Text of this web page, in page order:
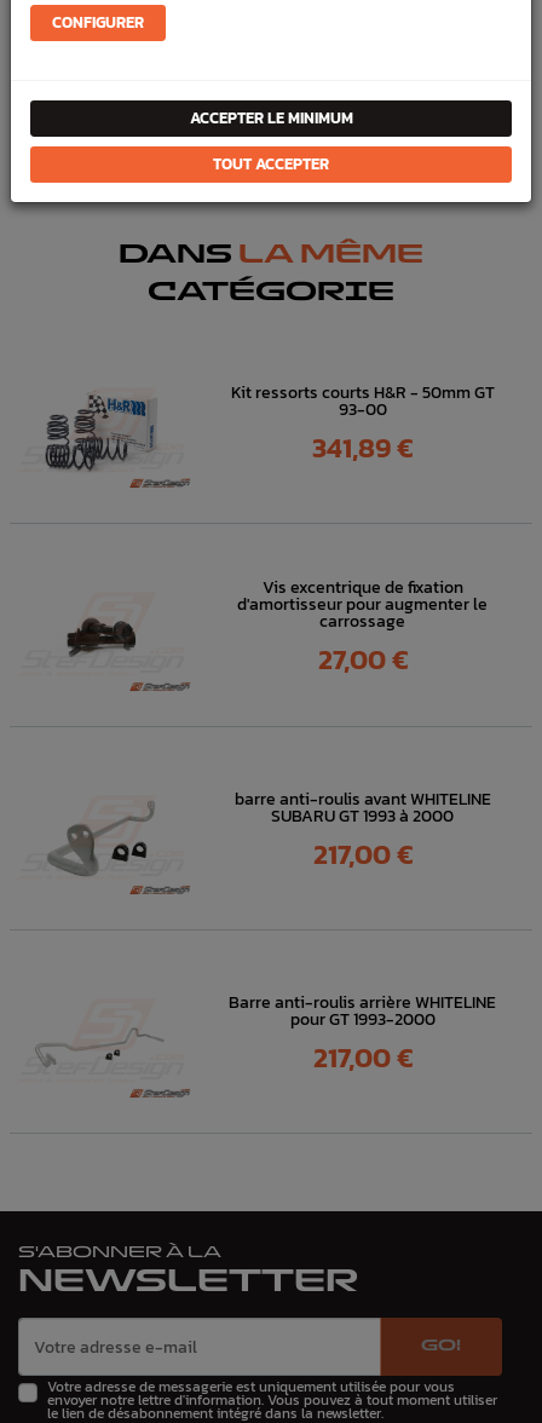
Référence :1729
FICHE TECHNIQUE
Chassis
Silent bloc, rotules , tirants, triangles
DANS LA MÊME
CATÉGORIE
Kit ressorts courts H&R - 50mm GT
93-00
Prix
341,89 €
Vis excentrique de fixation
d'amortisseur pour augmenter le
carrossage
Prix
27,00 €
barre anti-roulis avant WHITELINE
SUBARU GT 1993 à 2000
Prix
217,00 €
Barre anti-roulis arrière WHITELINE
pour GT 1993-2000
Prix
217,00 €
S'ABONNER À LA
NEWSLETTER
GO!
Votre adresse de messagerie est uniquement utilisée pour vous
envoyer notre lettre d'information. Vous pouvez à tout moment utiliser
le lien de désabonnement intégré dans la newsletter.
CONFIGURER
ACCEPTER LE MINIMUM
TOUT ACCEPTER